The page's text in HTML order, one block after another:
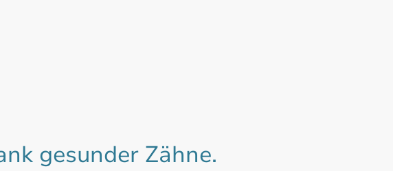
gesunder Zähne.